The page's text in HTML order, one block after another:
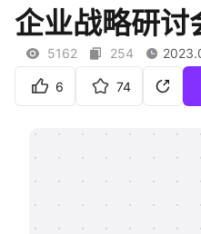
社区资源
下载
客户案例
企业战略研讨
5162 254
6 74